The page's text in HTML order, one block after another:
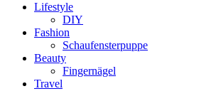
Lifestyle
DIY
Fashion
Schaufensterpuppe
Beauty
Fingernägel
Travel